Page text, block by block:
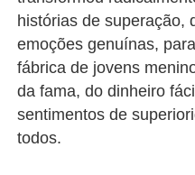
histórias de superação,
emoções genuínas,
fábrica de jovens
da fama, do dinheiro
sentimentos de
todos.